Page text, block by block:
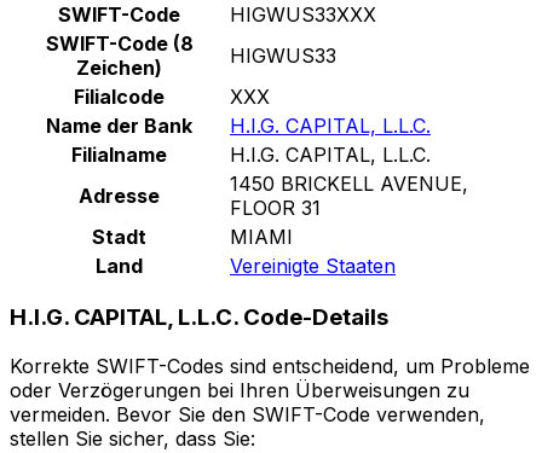
SWIFT-Code
HIGWUS33XXX
SWIFT-Code (8
Zeichen)
HIGWUS33
Filialcode
XXX
Name der Bank
H.I.G. CAPITAL, L.L.C.
Filialname
H.I.G. CAPITAL, L.L.C.
Adresse
1450 BRICKELL AVENUE,
FLOOR 31
Stadt
MIAMI
Land
Vereinigte Staaten
H.I.G. CAPITAL, L.L.C. Code-Details
Korrekte SWIFT-Codes sind entscheidend, um Probleme
oder Verzögerungen bei Ihren Überweisungen zu
vermeiden. Bevor Sie den SWIFT-Code verwenden,
stellen Sie sicher, dass Sie: